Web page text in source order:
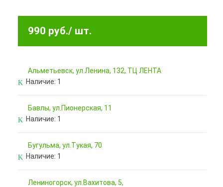
990 руб./ шт.
Альметьевск, ул.Ленина, 132, ТЦ ЛЕНТА
Наличие: 1
Бавлы, ул.Пионерская, 11
Наличие: 1
Бугульма, ул.Тукая, 70
Наличие: 1
Лениногорск, ул.Вахитова, 5,